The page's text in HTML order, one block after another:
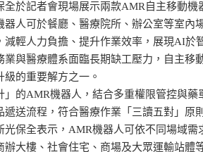
全於記者會現場展示兩款AMR自主移動機
人可於餐廳、醫療院所、辦公室等室內
減輕人力負擔、提升作業效率，展現AI於
與醫療體系面臨長期缺工壓力，自主移
的重要解方之一。
的AMR機器人，結合多重權限管控與藥
遞送流程，符合醫療作業「三讀五對」原
保全表示，AMR機器人可依不同場域需
辦大樓、社會住宅、商場及大眾運輸站體